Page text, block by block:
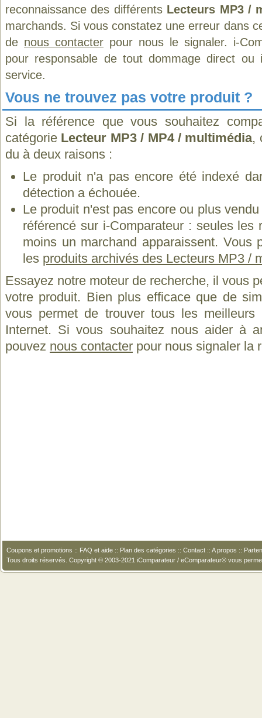
reconnaissance des différents Lecteurs MP3 /
marchands. Si vous constatez une erreur dans
de nous contacter pour nous le signaler. i-
pour responsable de tout dommage direct
service.
Vous ne trouvez pas votre produit ?
Si la référence que vous souhaitez
catégorie Lecteur MP3 / MP4 / multimédia,
du à deux raisons :
Le produit n'a pas encore été indexé
détection a échouée.
Le produit n'est pas encore ou plus
référencé sur i-Comparateur : seules les
moins un marchand apparaissent. Vous
les produits archivés des Lecteurs MP3 /
Essayez notre moteur de recherche, il vous
votre produit. Bien plus efficace que de
vous permet de trouver tous les
Internet. Si vous souhaitez nous aider à
pouvez nous contacter pour nous signaler la
Coupons et promotions :: FAQ et aide :: Plan des catégories :: Contact :: A propos ::
Tous droits réservés. Copyright © 2003-2021 iComparateur / eComparateur® vous